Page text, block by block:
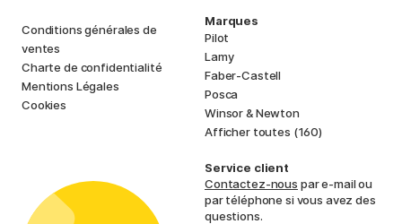
Conditions générales de
ventes
Charte de confidentialité
Mentions Légales
Cookies
Marques
Pilot
Lamy
Faber-Castell
Posca
Winsor & Newton
Afficher toutes (160)
Service client
Contactez-nous par e-mail ou
par téléphone si vous avez des
questions.